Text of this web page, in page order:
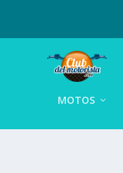
MOTOS